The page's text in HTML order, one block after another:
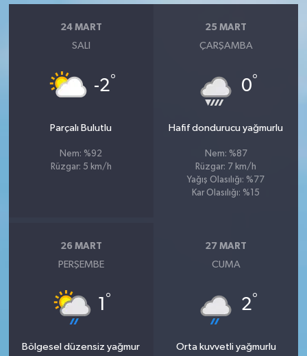
24 MART
SALI
-2°
Parçalı Bulutlu
Nem: %92
Rüzgar: 5 km/h
25 MART
ÇARŞAMBA
0°
Hafif dondurucu yağmurlu
Nem: %87
Rüzgar: 7 km/h
Yağış Olasılığı: %77
Kar Olasılığı: %15
26 MART
PERŞEMBE
1 °
Bölgesel düzensiz yağmur
27 MART
CUMA
2°
Orta kuvvetli yağmurlu